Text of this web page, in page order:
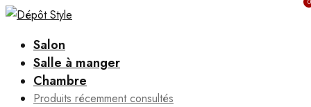
Salon
Salle à manger
Chambre
Produits récemment consultés